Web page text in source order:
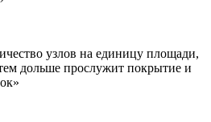
узлов на единицу площади,
дольше прослужит покрытие и